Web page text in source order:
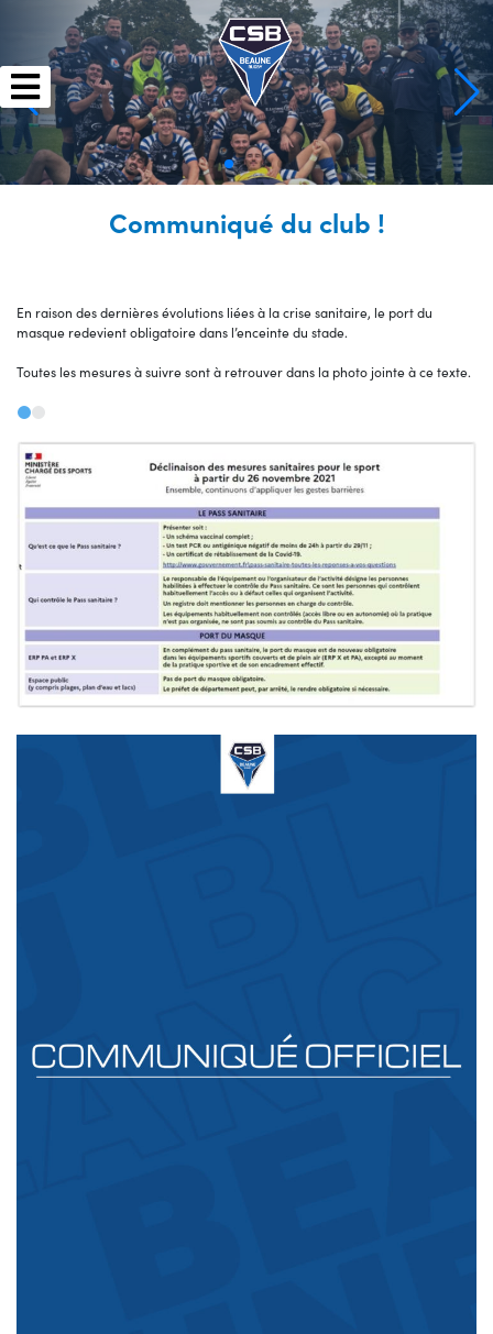
Communiqué du club !
En raison des dernières évolutions liées à la crise sanitaire, le port du
masque redevient obligatoire dans l’enceinte du stade.
Toutes les mesures à suivre sont à retrouver dans la photo jointe à ce texte.